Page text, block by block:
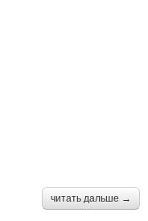
читать дальше →